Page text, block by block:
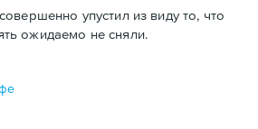
упустил из виду то, что
ожидаемо не сняли.